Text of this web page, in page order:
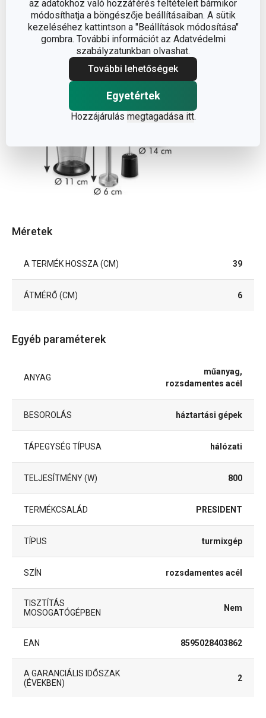
az adatokhoz való hozzáférés feltételeit bármikor
módosíthatja a böngészője beállításaiban. A sütik
kezeléséhez kattintson a "Beállítások módosítása"
gombra. További információt az Adatvédelmi
szabályzatunkban olvashat.
További lehetőségek
Egyetértek
Hozzájárulás megtagadása itt.
Méretek
A TERMÉK HOSSZA (CM) 39
ÁTMÉRŐ (CM) 6
Egyéb paraméterek
ANYAG
műanyag,
rozsdamentes acél
BESOROLÁS háztartási gépek
TÁPEGYSÉG TÍPUSA hálózati
TELJESÍTMÉNY (W) 800
TERMÉKCSALÁD PRESIDENT
TÍPUS turmixgép
SZÍN rozsdamentes acél
TISZTÍTÁS
MOSOGATÓGÉPBEN
Nem
EAN 8595028403862
A GARANCIÁLIS IDŐSZAK
(ÉVEKBEN)
2